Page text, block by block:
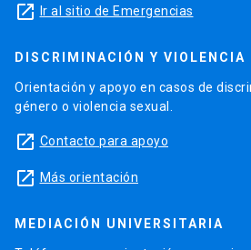
launch Ir al sitio de Emergencias
DISCRIMINACIÓN Y VIOLENCIA
Orientación y apoyo en casos de
género o violencia sexual.
launch Contacto para apoyo
launch Más orientación
MEDIACIÓN UNIVERSITARIA